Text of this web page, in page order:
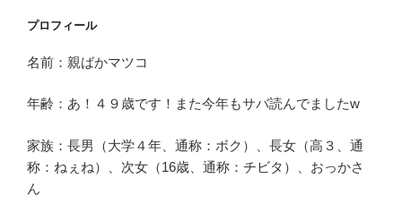
プロフィール
名前：親ばかマツコ
年齢：あ！４９歳です！また今年もサバ読んでましたw
家族：長男（大学４年、通称：ボク）、長女（高３、通
称：ねぇね）、次女（16歳、通称：チビタ）、おっかさ
ん